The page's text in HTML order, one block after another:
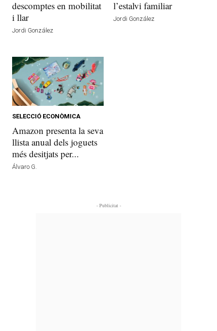
descomptes en mobilitat
i llar
Jordi González
l’estalvi familiar
Jordi González
SELECCIÓ ECONÒMICA
Amazon presenta la seva
llista anual dels joguets
més desitjats per...
Álvaro G.
- Publicitat -